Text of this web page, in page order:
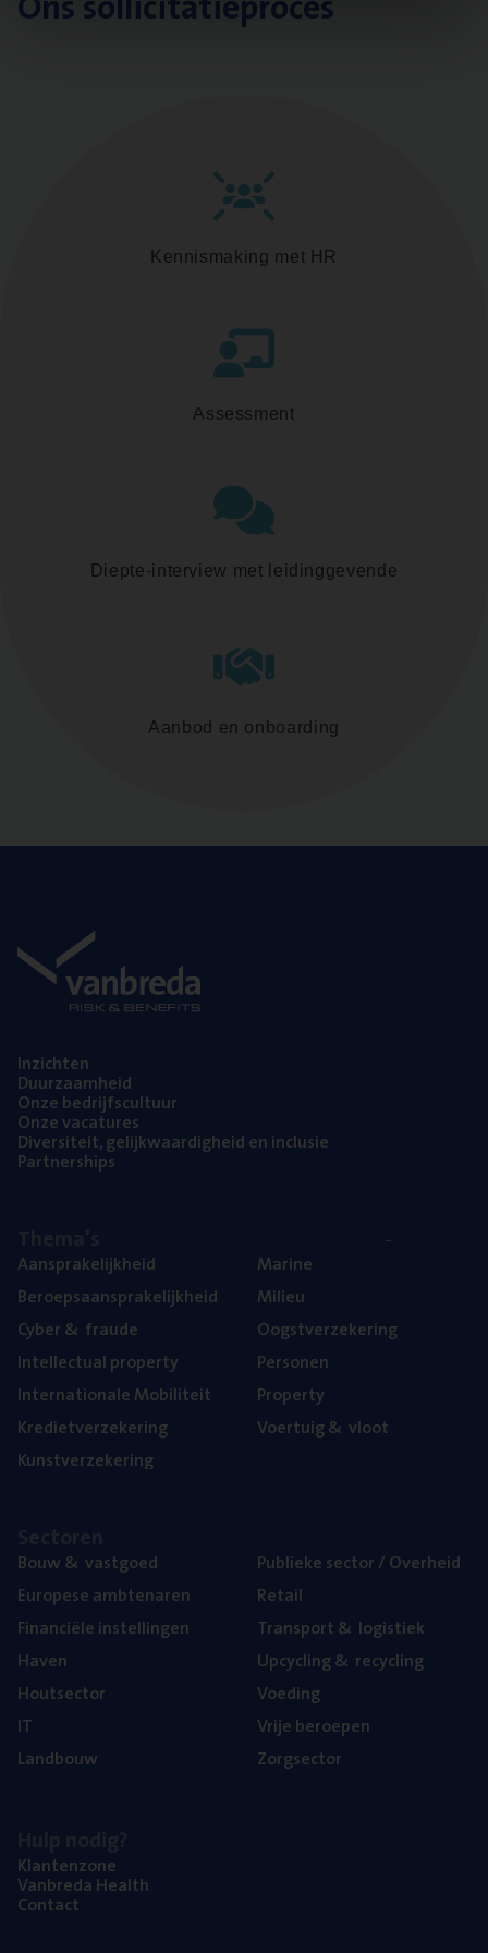
Kennismaking met HR
Assessment
Diepte-interview met leidinggevende
Aanbod en onboarding
Inzich­ten
Duur­zaam­heid
Onze bedrijfs­cul­tuur
Onze vaca­tu­res
Diver­si­teit, gelijk­waar­dig­heid en inclusie
Part­ner­ships
Aan­spra­ke­lijk­heid
Beroeps­aan­spra­ke­lijk­heid
Cyber& fraude
Intel­lec­tu­al property
Inter­na­ti­o­na­le Mobiliteit
Kre­diet­ver­ze­ke­ring
Kunst­ver­ze­ke­ring
Mari­ne
Mili­eu
Oogst­ver­ze­ke­ring
Per­so­nen
Pro­per­ty
Voer­tuig& vloot
Bouw& vastgoed
Euro­pe­se ambtenaren
Finan­ci­ë­le instellingen
Haven
Hout­sec­tor
IT
Land­bouw
Publie­ke sec­tor / Overheid
Retail
Trans­port& logistiek
Upcy­cling& recycling
Voe­ding
Vrije beroe­pen
Zorg­sec­tor
Klan­ten­zo­ne
Van­b­re­da Health
Con­tact